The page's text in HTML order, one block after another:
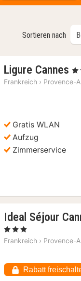
Sortieren nach
Bild
Ligure Cannes 1
, 3
Frankreich › Provence-
Gratis WLAN
Aufzug
Zimmerservice
Ideal Séjour
, 3 Sterne
Frankreich › Provence-
Rabatt